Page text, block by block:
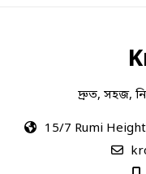
দ্রুত, সহজ,
15/7 Rumi